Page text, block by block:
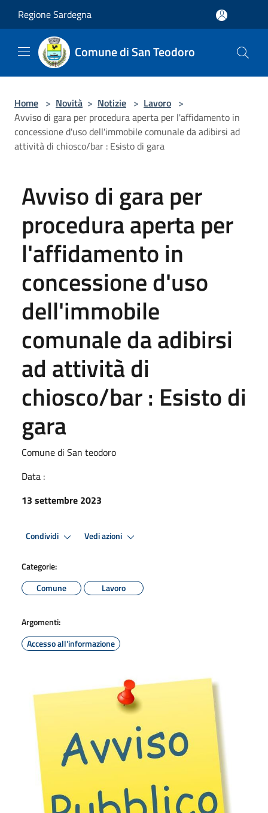
Regione Sardegna
Comune di San Teodoro
Home > Novità > Notizie > Lavoro >
Avviso di gara per procedura aperta per l'affidamento in
concessione d'uso dell'immobile comunale da adibirsi ad
attività di chiosco/bar : Esisto di gara
Avviso di gara per
procedura aperta per
l'affidamento in
concessione d'uso
dell'immobile
comunale da adibirsi
ad attività di
chiosco/bar : Esisto di
gara
Comune di San teodoro
Data :
13 settembre 2023
Condividi Vedi azioni
Categorie:
Comune
Lavoro
Argomenti:
Accesso all'informazione